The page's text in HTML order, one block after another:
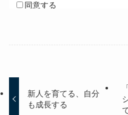
新人を育てる、自分
も成長する